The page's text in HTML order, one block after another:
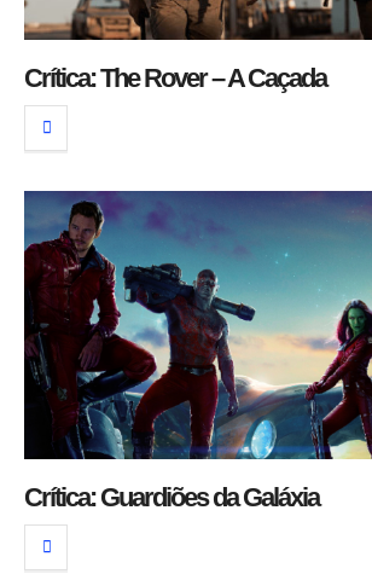
Crítica: The Rover – A Caçada
Crítica: Guardiões da Galáxia